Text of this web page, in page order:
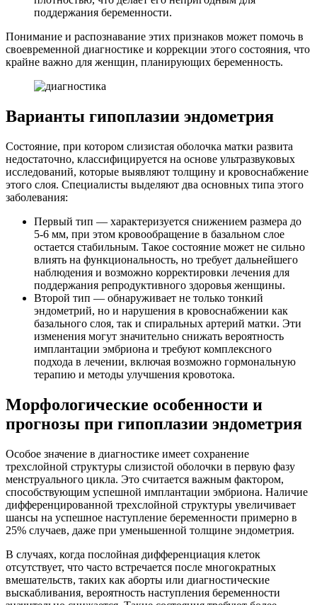
поддержания беременности.
Понимание и распознавание этих признаков может помочь в
своевременной диагностике и коррекции этого состояния, что
крайне важно для женщин, планирующих беременность.
Варианты гипоплазии эндометрия
Состояние, при котором слизистая оболочка матки развита
недостаточно, классифицируется на основе ультразвуковых
исследований, которые выявляют толщину и кровоснабжение
этого слоя. Специалисты выделяют два основных типа этого
заболевания:
Первый тип — характеризуется снижением размера до
5-6 мм, при этом кровообращение в базальном слое
остается стабильным. Такое состояние может не сильно
влиять на функциональность, но требует дальнейшего
наблюдения и возможно корректировки лечения для
поддержания репродуктивного здоровья женщины.
Второй тип — обнаруживает не только тонкий
эндометрий, но и нарушения в кровоснабжении как
базального слоя, так и спиральных артерий матки. Эти
изменения могут значительно снижать вероятность
имплантации эмбриона и требуют комплексного
подхода в лечении, включая возможно гормональную
терапию и методы улучшения кровотока.
Морфологические особенности и
прогнозы при гипоплазии эндометрия
Особое значение в диагностике имеет сохранение
трехслойной структуры слизистой оболочки в первую фазу
менструального цикла. Это считается важным фактором,
способствующим успешной имплантации эмбриона. Наличие
дифференцированной трехслойной структуры увеличивает
шансы на успешное наступление беременности примерно в
25% случаев, даже при уменьшенной толщине эндометрия.
В случаях, когда послойная дифференциация клеток
отсутствует, что часто встречается после многократных
вмешательств, таких как аборты или диагностические
выскабливания, вероятность наступления беременности